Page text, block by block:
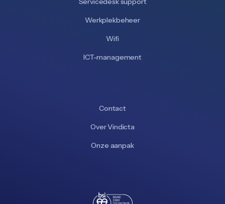
Werkplekbeheer
Wifi
ICT-management
Contact
Over Vindicta
Onze aanpak